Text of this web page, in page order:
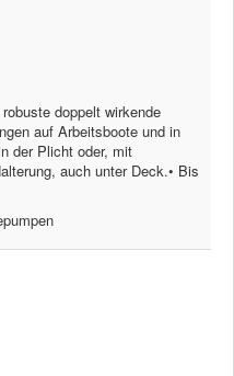
doppelt wirkende
auf Arbeitsboote und in
der Plicht oder, mit
auch unter Deck.• Bis